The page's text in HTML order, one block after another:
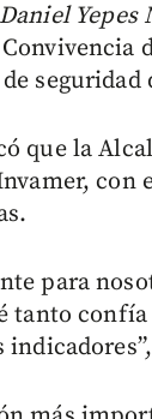
Daniel Yepes
seguridad
que la
con
para
tanto